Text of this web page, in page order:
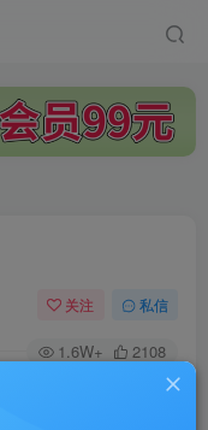
关注 私信
1.6W+ 2108